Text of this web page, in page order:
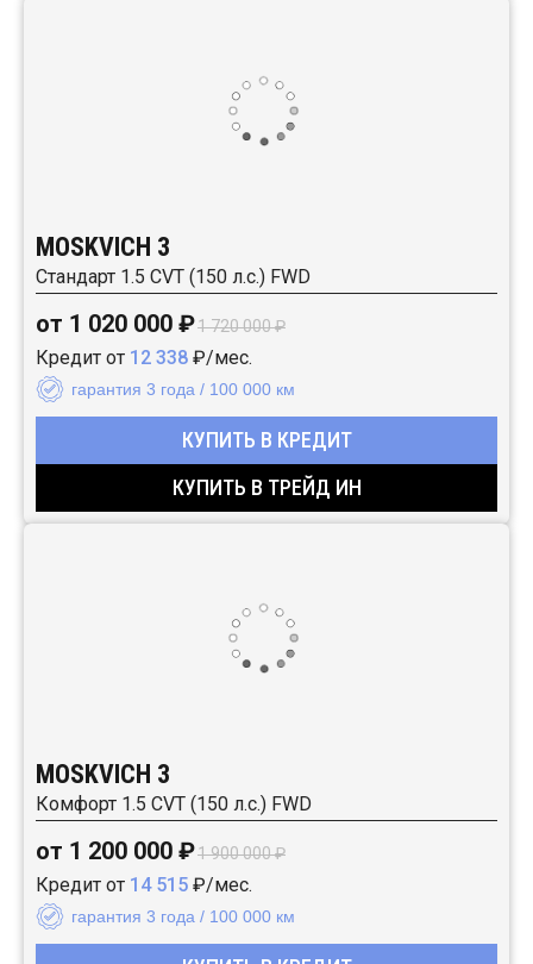
MOSKVICH 3
Стандарт 1.5 CVT (150 л.с.) FWD
от 1 020 000 ₽1 720 000 ₽
Кредит от 12 338 ₽/мес.
гарантия 3 года / 100 000 км
КУПИТЬ В КРЕДИТ
КУПИТЬ В ТРЕЙД ИН
MOSKVICH 3
Комфорт 1.5 CVT (150 л.с.) FWD
от 1 200 000 ₽1 900 000 ₽
Кредит от 14 515 ₽/мес.
гарантия 3 года / 100 000 км